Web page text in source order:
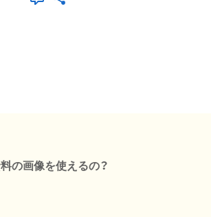
の画像を使えるの？